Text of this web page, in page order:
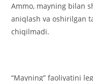
Ammo, mayning bilan
aniqlash va oshirilgan
chiqilmadi.
“Mayning” faoliyatini